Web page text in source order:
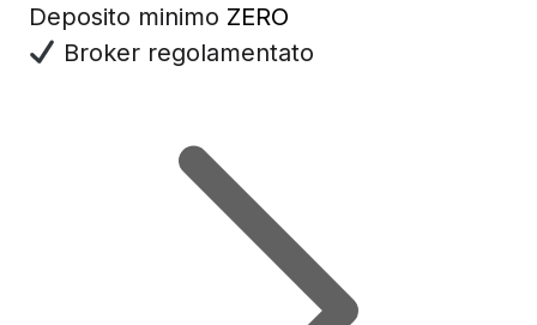
Deposito minimo ZERO
Broker regolamentato